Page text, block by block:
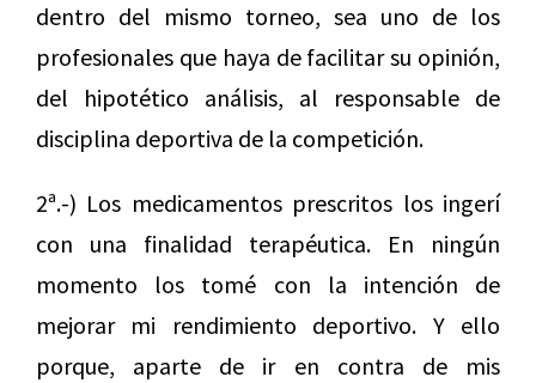
dentro del mismo torneo, sea uno de los
profesionales que haya de facilitar su opinión,
del hipotético análisis, al responsable de
disciplina deportiva de la competición.
2ª.-) Los medicamentos prescritos los ingerí
con una finalidad terapéutica. En ningún
momento los tomé con la intención de
mejorar mi rendimiento deportivo. Y ello
porque, aparte de ir en contra de mis